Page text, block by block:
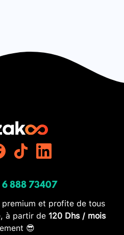
6 888 73407
et profite de tous
à partir de 120 Dhs / mois
😎